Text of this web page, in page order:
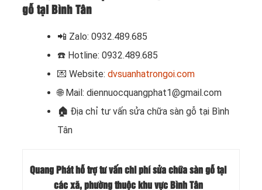
gỗ tại Bình Tân
📲 Zalo: 0932.489.685
☎️ Hotline: 0932.489.685
💌 Website: dvsuanhatrongoi.com
🌐 Mail: diennuocquangphat1@gmail.com
🏠 Địa chỉ tư vấn sửa chữa sàn gỗ tại Bình
Tân
Quang Phát hỗ trợ tư vấn chi phí sửa chữa sàn gỗ tại
các xã, phường thuộc khu vực Bình Tân